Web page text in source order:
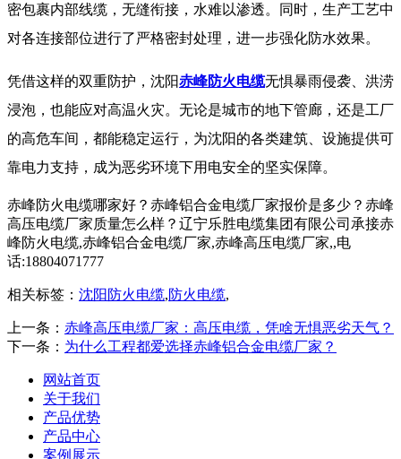
密包裹内部线缆，无缝衔接，水难以渗透。同时，生产工艺中
对各连接部位进行了严格密封处理，进一步强化防水效果。
凭借这样的双重防护，沈阳赤峰防火电缆无惧暴雨侵袭、洪涝
浸泡，也能应对高温火灾。无论是城市的地下管廊，还是工厂
的高危车间，都能稳定运行，为沈阳的各类建筑、设施提供可
靠电力支持，成为恶劣环境下用电安全的坚实保障。
赤峰防火电缆哪家好？赤峰铝合金电缆厂家报价是多少？赤峰
高压电缆厂家质量怎么样？辽宁乐胜电缆集团有限公司承接赤
峰防火电缆,赤峰铝合金电缆厂家,赤峰高压电缆厂家,,电
话:18804071777
相关标签： 沈阳防火电缆,防火电缆,
上一条： 赤峰高压电缆厂家：高压电缆，凭啥无惧恶劣天气？
下一条： 为什么工程都爱选择赤峰铝合金电缆厂家？
网站首页
关于我们
产品优势
产品中心
案例展示